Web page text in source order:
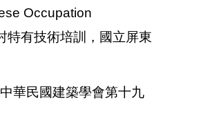
Occupation
特有技術培訓，國立屏東
華民國建築學會第十九